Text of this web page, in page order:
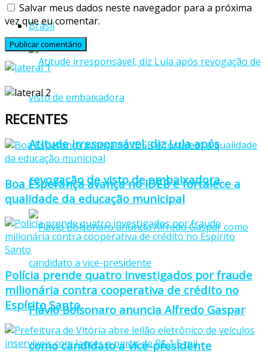
Brasil
Atitude irresponsável, diz Lula após
revogação de visto de embaixadora
Flávio Bolsonaro anuncia Alfredo Gaspar
como candidato a vice-presidente
Salvar meus dados neste navegador para a próxima
vez que eu comentar.
RECENTES
Boa Esperança avança no IDEB e fortalece a
qualidade da educação municipal
Polícia prende quatro investigados por fraude
milionária contra cooperativa de crédito no
Espírito Santo